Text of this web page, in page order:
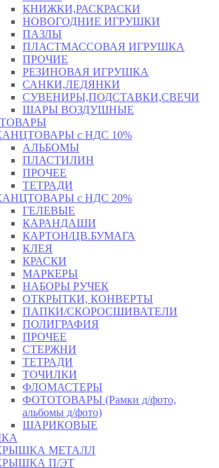
КНИЖКИ,РАСКРАСКИ
НОВОГОДНИЕ ИГРУШКИ
ПАЗЛЫ
ПЛАСТМАССОВАЯ ИГРУШКА
ПРОЧИЕ
РЕЗИНОВАЯ ИГРУШКА
САНКИ,ЛЕДЯНКИ
СУВЕНИРЫ,ПОДСТАВКИ,СВЕЧИ
ШАРЫ ВОЗДУШНЫЕ
с НДС 10%
АЛЬБОМЫ
ПЛАСТИЛИН
ПРОЧЕЕ
ТЕТРАДИ
с НДС 20%
ГЕЛЕВЫЕ
КАРАНДАШИ
КАРТОН/ЦВ.БУМАГА
КЛЕЯ
КРАСКИ
МАРКЕРЫ
НАБОРЫ РУЧЕК
ОТКРЫТКИ, КОНВЕРТЫ
ПАПКИ/СКОРОСШИВАТЕЛИ
ПОЛИГРАФИЯ
ПРОЧЕЕ
СТЕРЖНИ
ТЕТРАДИ
ТОЧИЛКИ
ФЛОМАСТЕРЫ
ФОТОТОВАРЫ (Рамки д/фото,
альбомы д/фото)
ШАРИКОВЫЕ
МЕТАЛЛ
П/ЭТ